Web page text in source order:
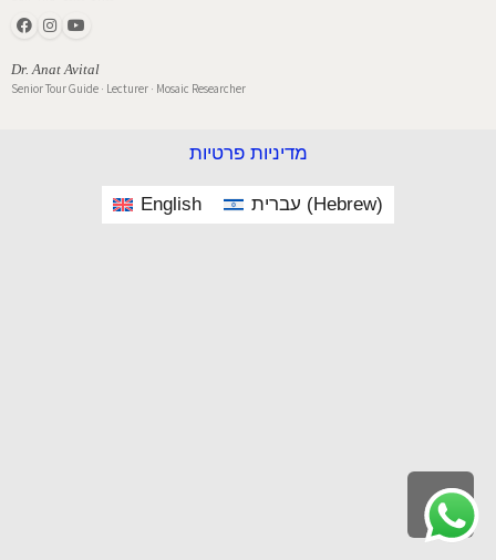
Dr. Anat Avital
Senior Tour Guide · Lecturer · Mosaic Researcher
Scroll
to
מדיניות פרטיות
English עברית (Hebrew)